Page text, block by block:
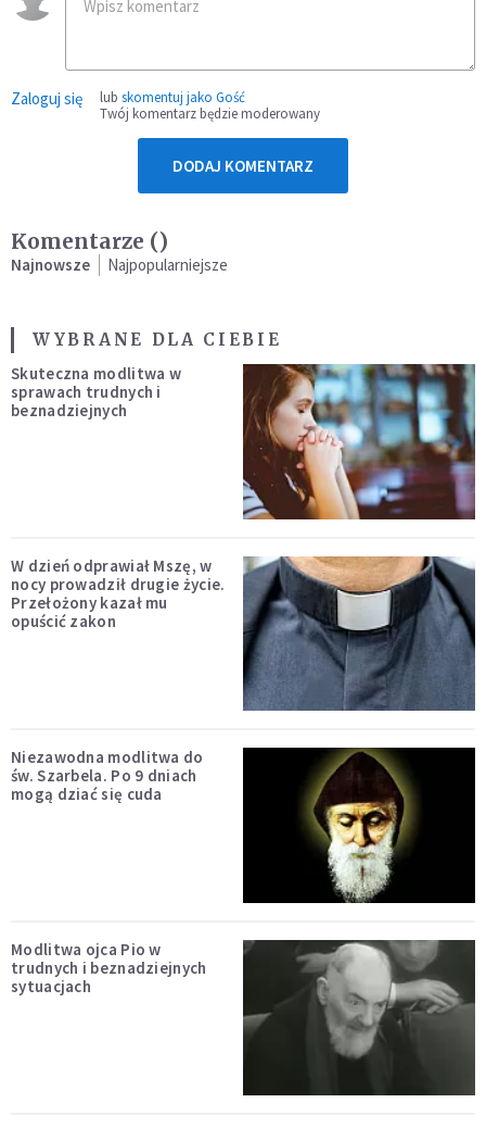
Zaloguj się lub skomentuj jako Gość
Twój komentarz będzie moderowany
DODAJ KOMENTARZ
Komentarze ()
Najnowsze Najpopularniejsze
WYBRANE DLA CIEBIE
Skuteczna modlitwa w
sprawach trudnych i
beznadziejnych
W dzień odprawiał Mszę, w
nocy prowadził drugie życie.
Przełożony kazał mu
opuścić zakon
Niezawodna modlitwa do
św. Szarbela. Po 9 dniach
mogą dziać się cuda
Modlitwa ojca Pio w
trudnych i beznadziejnych
sytuacjach